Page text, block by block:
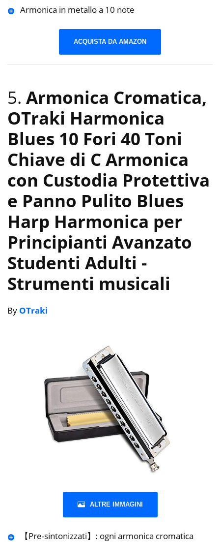
Armonica in metallo a 10 note
ACQUISTA DA AMAZON
5. Armonica Cromatica,
OTraki Harmonica
Blues 10 Fori 40 Toni
Chiave di C Armonica
con Custodia Protettiva
e Panno Pulito Blues
Harp Harmonica per
Principianti Avanzato
Studenti Adulti -
Strumenti musicali
By OTraki
ALTRE IMMAGINI
【Pre-sintonizzati】: ogni armonica cromatica